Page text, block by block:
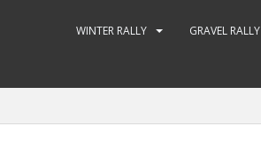
WINTER RALLY GRAVEL RALLY